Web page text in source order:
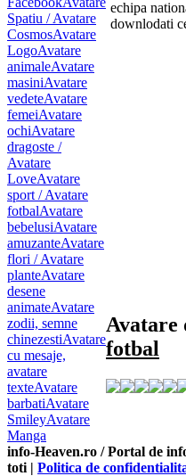
Spatiu / Avatare
CosmosAvatare
LogoAvatare
animaleAvatare
masiniAvatare
vedeteAvatare
femeiAvatare
ochiAvatare
dragoste /
Avatare
LoveAvatare
sport / Avatare
fotbalAvatare
bebelusiAvatare
amuzanteAvatare
flori / Avatare
planteAvatare
desene
animateAvatare
zodii, semne
chinezestiAvatare
cu mesaje,
avatare
texteAvatare
barbatiAvatare
SmileyAvatare
Manga
echipa
downlodati
Avatare
fotbal
info-Heaven.ro / Portal de
toti | Politica de